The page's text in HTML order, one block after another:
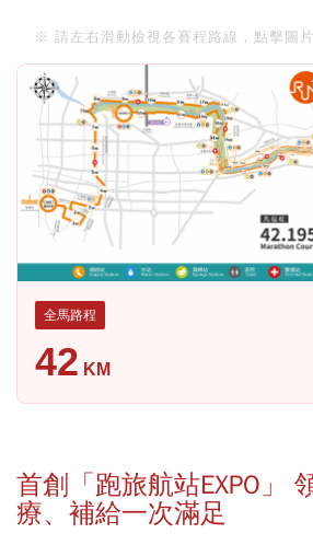
※ 請左右滑動檢視各賽程路線，點擊圖
全馬路程
42 KM
首創「跑旅航站EXPO」
療、補給一次滿足